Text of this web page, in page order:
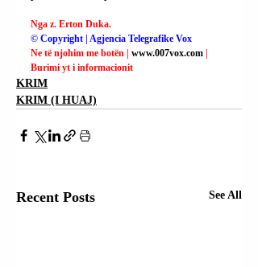
Nga z. Erton Duka.
© Copyright | Agjencia Telegrafike Vox
Ne të njohim me botën | www.007vox.com |
Burimi yt i informacionit
KRIM
KRIM (I HUAJ)
Recent Posts See All